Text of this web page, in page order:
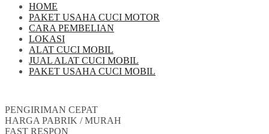
HOME
PAKET USAHA CUCI MOTOR
CARA PEMBELIAN
LOKASI
ALAT CUCI MOBIL
JUAL ALAT CUCI MOBIL
PAKET USAHA CUCI MOBIL
PENGIRIMAN CEPAT
HARGA PABRIK / MURAH
FAST RESPON